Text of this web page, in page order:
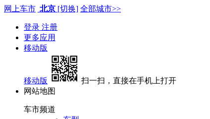
网上车市 北京 [切换] 全部城市>>
登录 注册
更多应用
移动版
移动版
扫一扫，直接在手机上打开
网站地图
车市频道